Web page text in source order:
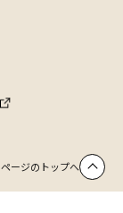
ページのトップへ